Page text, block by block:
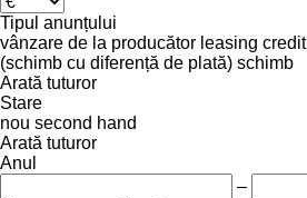
Tipul anunțului
vânzare de la producător leasing credit
(schimb cu diferență de plată) schimb
Arată tuturor
Stare
nou second hand
Arată tuturor
Anul
–